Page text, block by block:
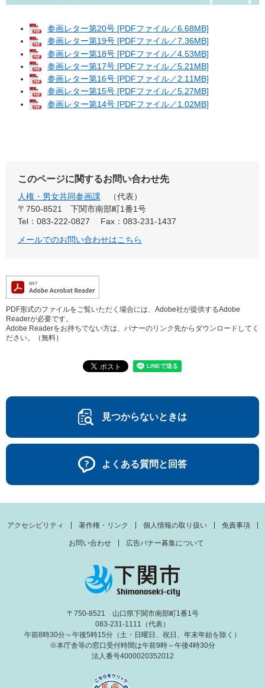
参画レター第20号 [PDFファイル／6.68MB]
参画レター第19号 [PDFファイル／7.36MB]
参画レター第18号 [PDFファイル／4.53MB]
参画レター第17号 [PDFファイル／5.21MB]
参画レター第16号 [PDFファイル／2.11MB]
参画レター第15号 [PDFファイル／5.27MB]
参画レター第14号 [PDFファイル／1.02MB]
このページに関するお問い合わせ先
人権・男女共同参画課
代表
〒750-8521
下関市南部町1番1号
Tel：083-222-0827
Fax：083-231-1437
メールでのお問い合わせはこちら
PDF形式のファイルをご覧いただく場合には、Adobe社が提供するAdobe
Readerが必要です。
Adobe Readerをお持ちでない方は、バナーのリンク先からダウンロードしてく
ださい。（無料）
見つからないときは
よくある質問と回答
アクセシビリティ 著作権・リンク 個人情報の取り扱い 免責事項
お問い合わせ 広告バナー募集について
〒750-8521 山口県下関市南部町1番1号
083-231-1111（代表）
午前8時30分～午後5時15分（土・日曜日、祝日、年末年始を除く）
※本庁舎等の窓口受付時間は午前9時～午後4時30分
法人番号4000020352012